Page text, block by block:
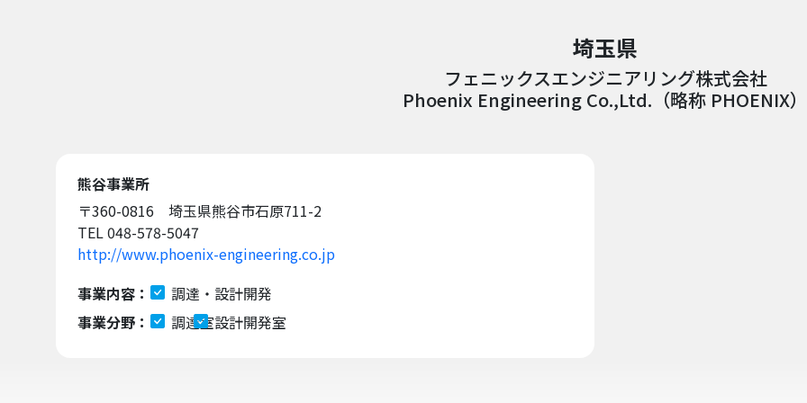
埼玉県
フェニックスエンジニアリング株式会社
Phoenix Engineering Co.,Ltd.（略称 PHOENIX）
熊谷事業所
〒360-0816 埼玉県熊谷市石原711-2
TEL 048-578-5047
http://www.phoenix-engineering.co.jp
事業内容：
調達・設計開発
事業分野：
調達室設計開発室